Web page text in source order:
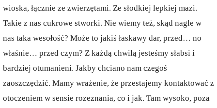
wioska, łącznie ze zwierzętami. Ze słodkiej lepkiej mazi.
Takie z nas cukrowe stworki. Nie wiemy też, skąd nagle w
nas taka wesołość? Może to jakiś łaskawy dar, przed… no
właśnie… przed czym? Z każdą chwilą jesteśmy słabsi i
bardziej otumanieni. Jakby chciano nam czegoś
zaoszczędzić. Mamy wrażenie, że przestajemy kontaktować z
otoczeniem w sensie rozeznania, co i jak. Tam wysoko, poza